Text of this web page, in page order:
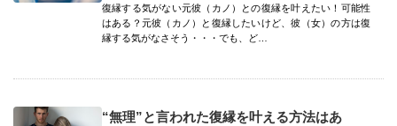
復縁する気がない元彼（カノ）との復縁を叶えたい！可能性
はある？元彼（カノ）と復縁したいけど、彼（女）の方は復
縁する気がなさそう・・・でも、ど…
“無理”と言われた復縁を叶える方法はあ